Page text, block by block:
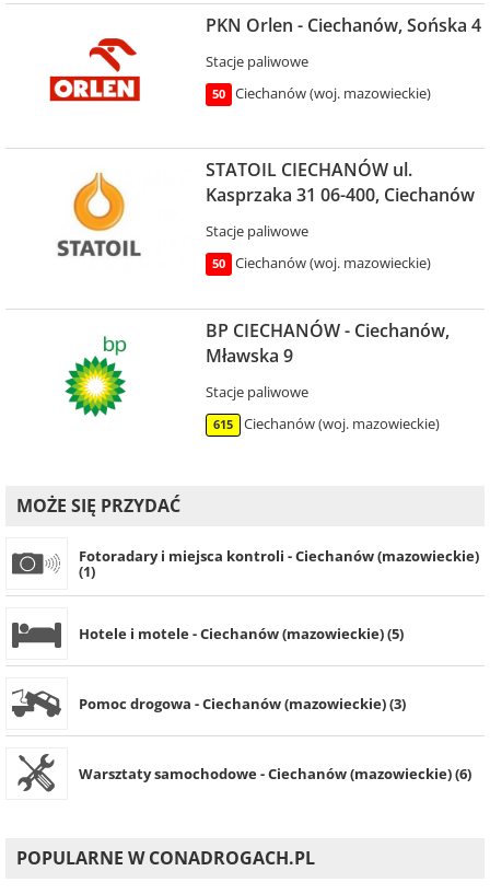
PKN Orlen - Ciechanów, Sońska 4
Stacje paliwowe
50 Ciechanów (woj. mazowieckie)
STATOIL CIECHANÓW ul.
Kasprzaka 31 06-400, Ciechanów
Stacje paliwowe
50 Ciechanów (woj. mazowieckie)
BP CIECHANÓW - Ciechanów,
Mławska 9
Stacje paliwowe
615 Ciechanów (woj. mazowieckie)
MOŻE SIĘ PRZYDAĆ
Fotoradary i miejsca kontroli - Ciechanów (mazowieckie)
(1)
Hotele i motele - Ciechanów (mazowieckie) (5)
Pomoc drogowa - Ciechanów (mazowieckie) (3)
Warsztaty samochodowe - Ciechanów (mazowieckie) (6)
POPULARNE W CONADROGACH.PL